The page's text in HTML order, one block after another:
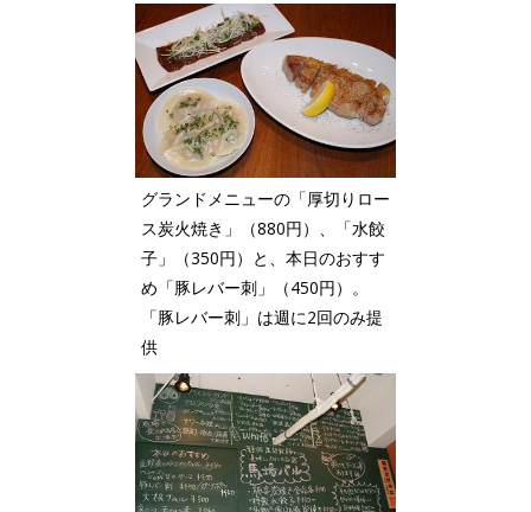
グランドメニューの「厚切りロー
ス炭火焼き」（880円）、「水餃
子」（350円）と、本日のおすす
め「豚レバー刺」（450円）。
「豚レバー刺」は週に2回のみ提
供